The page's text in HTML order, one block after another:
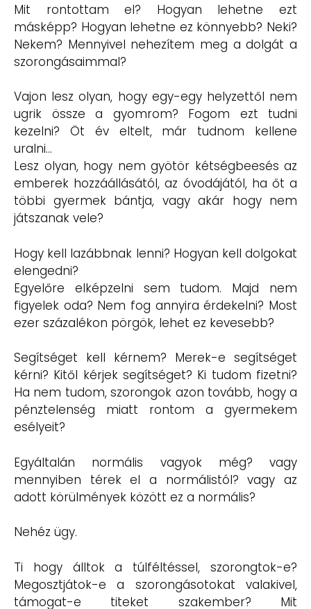
Mit rontottam el? Hogyan lehetne ezt
másképp? Hogyan lehetne ez könnyebb? Neki?
Nekem? Mennyivel nehezítem meg a dolgát a
szorongásaimmal?
Vajon lesz olyan, hogy egy-egy helyzettől nem
ugrik össze a gyomrom? Fogom ezt tudni
kezelni? Öt év eltelt, már tudnom kellene
uralni…
Lesz olyan, hogy nem gyötör kétségbeesés az
emberek hozzáállásától, az óvodájától, ha őt a
többi gyermek bántja, vagy akár hogy nem
játszanak vele?
Hogy kell lazábbnak lenni? Hogyan kell dolgokat
elengedni?
Egyelőre elképzelni sem tudom. Majd nem
figyelek oda? Nem fog annyira érdekelni? Most
ezer százalékon pörgök, lehet ez kevesebb?
Segítséget kell kérnem? Merek-e segítséget
kérni? Kitől kérjek segítséget? Ki tudom fizetni?
Ha nem tudom, szorongok azon tovább, hogy a
pénztelenség miatt rontom a gyermekem
esélyeit?
Egyáltalán normális vagyok még? vagy
mennyiben térek el a normálistól? vagy az
adott körülmények között ez a normális?
Nehéz ügy.
Ti hogy álltok a túlféltéssel, szorongtok-e?
Megosztjátok-e a szorongásotokat valakivel,
támogat-e titeket szakember? Mit